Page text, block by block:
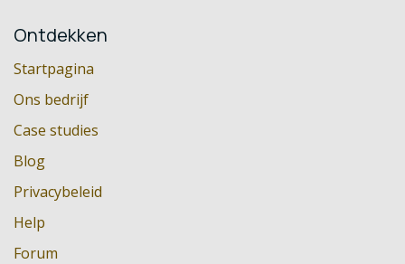
Ontdekken
Startpagina
Ons bedrijf
Case studies
Blog
Privacybeleid
Help
Forum